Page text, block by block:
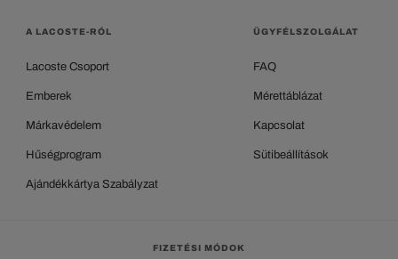
A LACOSTE-RÓL
Lacoste Csoport
Emberek
Márkavédelem
Hűségprogram
Ajándékkártya Szabályzat
ÜGYFÉLSZOLGÁLAT
FAQ
Mérettáblázat
Kapcsolat
Sütibeállítások
FIZETÉSI MÓDOK